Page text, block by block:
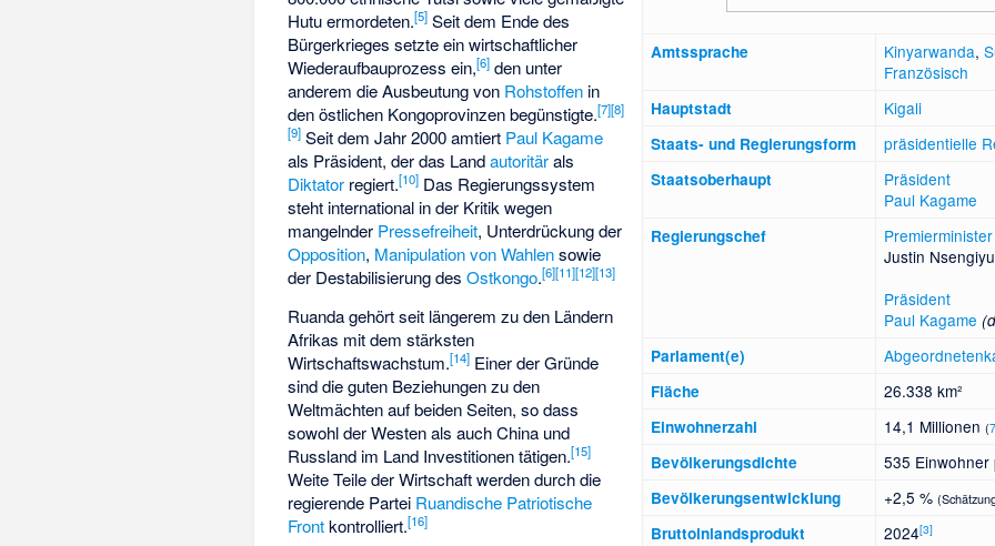
Amtssprache Kinyarwanda,
Französisch
Hauptstadt Kigali
Staats- und Regierungsform präsidentielle
Staatsoberhaupt
Präsident
Paul Kagame
Regierungschef
Premierminister
Justin
Präsident
Paul Kagame
Parlament(e)
Fläche 26.338 km²
Einwohnerzahl 14,1 Millionen(
Bevölkerungsdichte 535 Einwohner
Bevölkerungs­entwicklung +2,5 %
Bruttoinlandsprodukt 2024[3]
Hutu ermordeten.[5] Seit dem Ende des
Bürgerkrieges setzte ein wirtschaftlicher
Wiederaufbauprozess ein,[6] den unter
anderem die Ausbeutung von Rohstoffen in
den östlichen Kongoprovinzen begünstigte.[7][8]
[9] Seit dem Jahr 2000 amtiert Paul Kagame
als Präsident, der das Landautoritärals
Diktator regiert.[10] Das Regierungssystem
steht international in der Kritik wegen
mangelnder Pressefreiheit, Unterdrückung der
Opposition, Manipulation von Wahlensowie
der Destabilisierung desOstkongo.[6][11][12][13]
Ruanda gehört seit längerem zu den Ländern
Afrikas mit dem stärksten
Wirtschaftswachstum.[14] Einer der Gründe
sind die guten Beziehungen zu den
Weltmächten auf beiden Seiten, so dass
sowohl der Westen als auch China und
Russland im Land Investitionen tätigen.[15]
Weite Teile der Wirtschaft werden durch die
regierende Partei Ruandische Patriotische
Frontkontrolliert.[16]